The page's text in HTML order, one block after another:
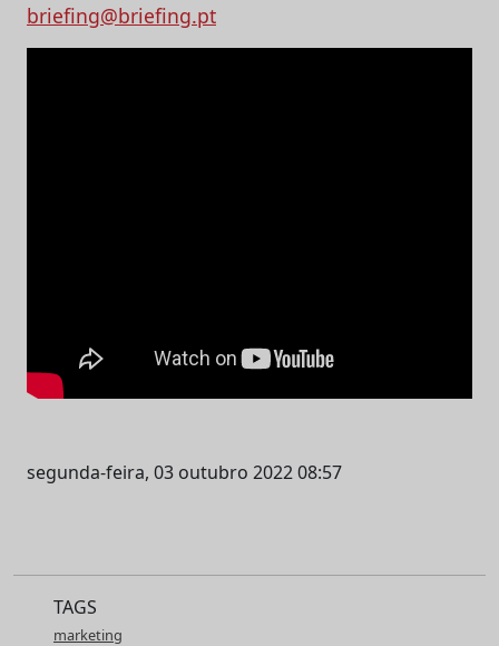
briefing@briefing.pt
segunda-feira, 03 outubro 2022 08:57
TAGS
marketing